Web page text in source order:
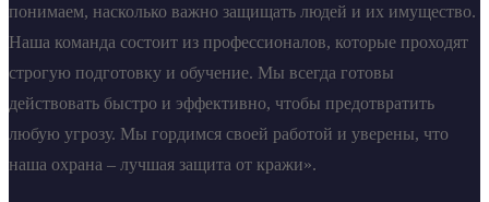
понимаем, насколько важно защищать людей и их имущество.
Наша команда состоит из профессионалов, которые проходят
строгую подготовку и обучение. Мы всегда готовы
действовать быстро и эффективно, чтобы предотвратить
любую угрозу. Мы гордимся своей работой и уверены, что
наша охрана – лучшая защита от кражи».